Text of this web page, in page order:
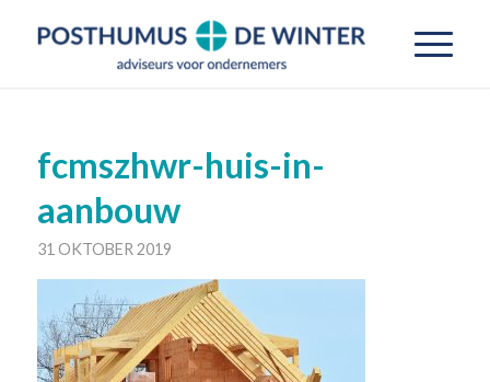
fcmszhwr-huis-in-
aanbouw
31 OKTOBER 2019